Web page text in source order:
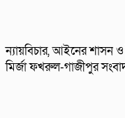
ন্যায়বিচার, আইনের শাসন
মির্জা ফখরুল-গাজীপুর